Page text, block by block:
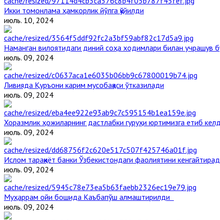
Икки томонлама ҳамкорлик йўлга қўйилди
июль. 10, 2024
Наманган вилоятидаги диний соҳа ходимлари билан учрашув
июль. 09, 2024
Ливияда Қуръони карим мусобақаси ўтказилади
июль. 09, 2024
Хоразмлик ҳожиларнинг дастлабки гуруҳи юртимизга етиб
июль. 09, 2024
Ислом тараққиёт банки Ўзбекистондаги фаолиятини
июль. 09, 2024
Муҳаррам ойи бошида Каъбапўш алмаштирилди
июль. 09, 2024